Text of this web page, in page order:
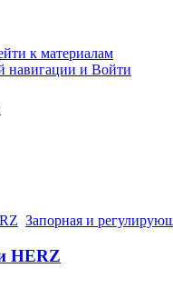
к материалам
навигации и Войти
Запорная и
HERZ